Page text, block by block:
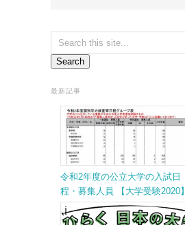
最新記事
令和2年度の公立大学の入試日
程・募集人員 【大学受験2020】